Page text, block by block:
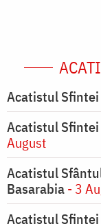
Acatistul Sfintei
Acatistul Sfintei
August
Acatistul
Basarabia- 3
Acatistul Sfintei